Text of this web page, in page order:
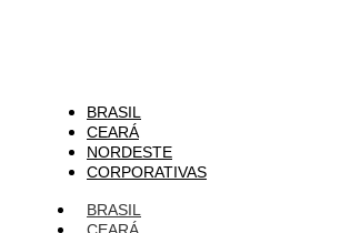
BRASIL
CEARÁ
NORDESTE
CORPORATIVAS
BRASIL